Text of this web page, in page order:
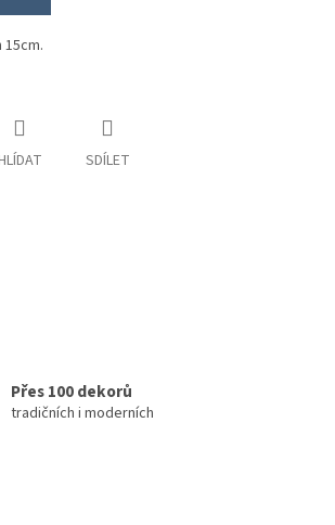
SDÍLET
Přes 100 dekorů
tradičních i moderních